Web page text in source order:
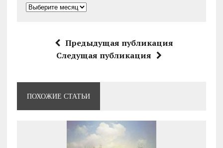
Архивы
Предыдущая публикация
Следущая публикация
ПОХОЖИЕ СТАТЬИ